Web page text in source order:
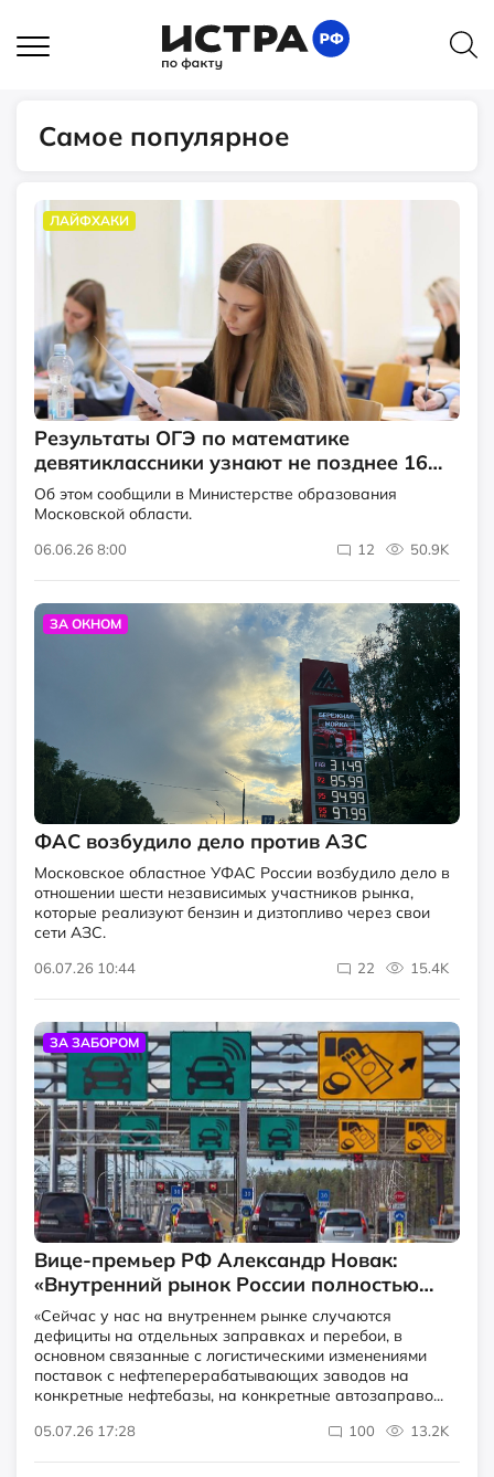
Самое популярное
ЛАЙФХАКИ
Результаты ОГЭ по математике
девятиклассники узнают не позднее 16
июня
Об этом сообщили в Министерстве образования
Московской области.
06.06.26 8:00 12 50.9K
ЗА ОКНОМ
ФАС возбудило дело против АЗС
Московское областное УФАС России возбудило дело в
отношении шести независимых участников рынка,
которые реализуют бензин и дизтопливо через свои
сети АЗС.
06.07.26 10:44 22 15.4K
ЗА ЗАБОРОМ
Вице-премьер РФ Александр Новак:
«Внутренний рынок России полностью
обеспечен бензином и дизельным
топливом»
«Сейчас у нас на внутреннем рынке случаются
дефициты на отдельных заправках и перебои, в
основном связанные с логистическими изменениями
поставок с нефтеперерабатывающих заводов на
конкретные нефтебазы, на конкретные автозаправо...
05.07.26 17:28 100 13.2K